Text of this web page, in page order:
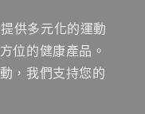
供多元化的運動
位的健康產品。
，我們支持您的